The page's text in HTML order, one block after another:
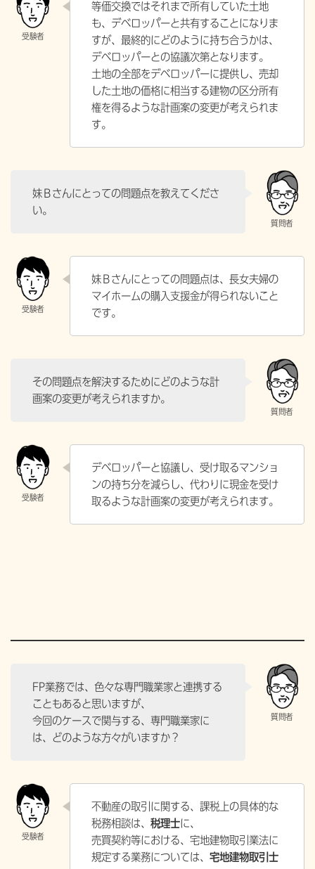
等価交換ではそれまで所有していた土地
も、デベロッパーと共有することになりま
すが、最終的にどのように持ち合うかは、
デベロッパーとの協議次第となります。
土地の全部をデベロッパーに提供し、売却
した土地の価格に相当する建物の区分所有
権を得るような計画案の変更が考えられま
す。
妹Ｂさんにとっての問題点を教えてくださ
い。
妹Ｂさんにとっての問題点は、長女夫婦の
マイホームの購入支援金が得られないこと
です。
その問題点を解決するためにどのような計
画案の変更が考えられますか。
デベロッパーと協議し、受け取るマンショ
ンの持ち分を減らし、代わりに現金を受け
取るような計画案の変更が考えられます。
FP業務では、色々な専門職業家と連携する
こともあると思いますが、
今回のケースで関与する、専門職業家に
は、どのような方々がいますか？
不動産の取引に関する、課税上の具体的な
税務相談は、 税理士に、
売買契約等における、宅地建物取引業法に
規定する業務については、 宅地建物取引士